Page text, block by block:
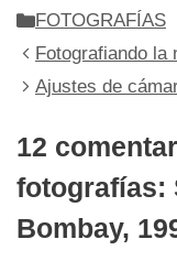
Categorías
FOTOGRAFÍAS
Fotografiando la
Ajustes de
12
fotografías:
Bombay,